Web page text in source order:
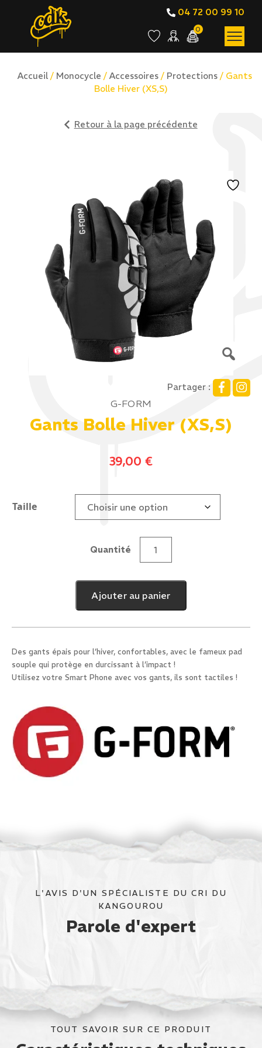
04 72 00 99 10
0
Accueil / Monocycle / Accessoires / Protections / Gants
Bolle Hiver (XS,S)
Retour à la page précédente
Partager :
G-FORM
Gants Bolle Hiver (XS,S)
39,00 €
Taille
Quantitéquantité
Gants
Bolle
Hiver
(XS,S)
Ajouter au panier
Des gants épais pour l’hiver, confortables, avec le fameux pad
souple qui protège en durcissant à l’impact !
Utilisez votre Smart Phone avec vos gants, ils sont tactiles !
L'AVIS D'UN SPÉCIALISTE DU CRI DU
KANGOUROU
Parole d'expert
TOUT SAVOIR SUR CE PRODUIT